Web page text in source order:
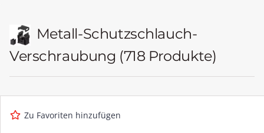
Metall-Schutzschlauch-
Verschraubung (718 Produkte)
Zu Favoriten hinzufügen